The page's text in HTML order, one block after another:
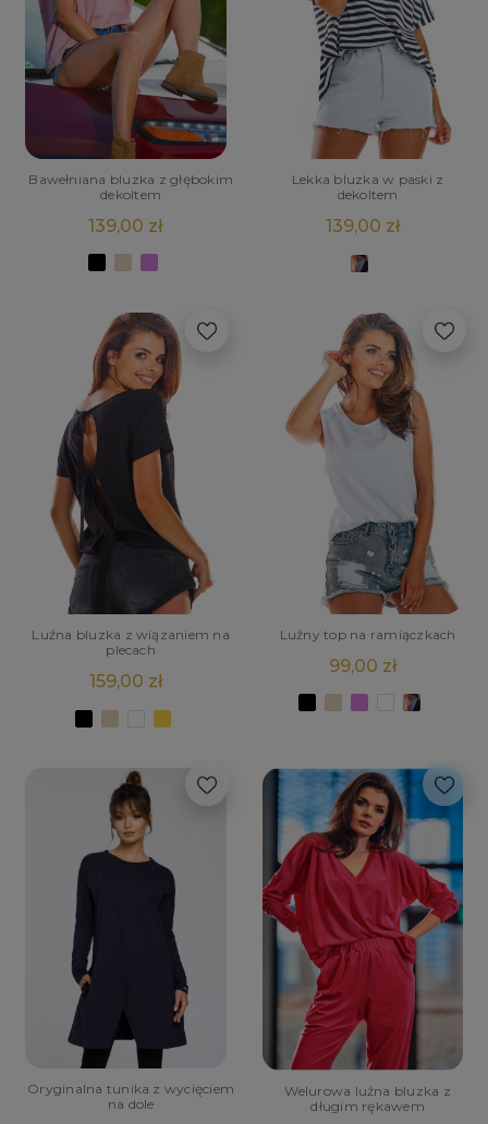
Bawełniana bluzka z głębokim
dekoltem
139,00 zł
Lekka bluzka w paski z
dekoltem
139,00 zł
Luźna bluzka z wiązaniem na
plecach
159,00 zł
Luźny top na ramiączkach
99,00 zł
Oryginalna tunika z wycięciem
na dole
Welurowa luźna bluzka z
długim rękawem